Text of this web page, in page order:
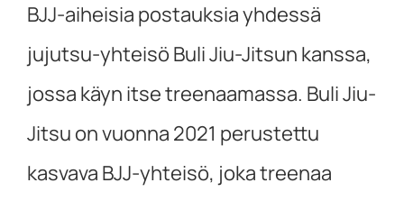
BJJ-aiheisia postauksia yhdessä
jujutsu-yhteisö Buli Jiu-Jitsun kanssa,
jossa käyn itse treenaamassa. Buli Jiu-
Jitsu on vuonna 2021 perustettu
kasvava BJJ-yhteisö, joka treenaa